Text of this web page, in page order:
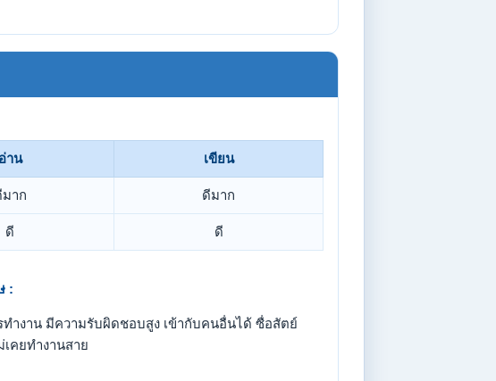
อ่าน เขียน
มาก ดีมาก
ดี ดี
:
ทำงาน มีความรับผิดชอบสูง เข้ากับคนอื่นได้ ซื่อสัตย์
เคยทำงานสาย